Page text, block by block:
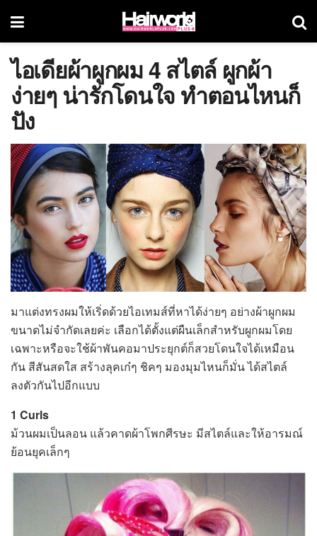
ไอเดียผ้าผูกผม 4 สไตล์ ผูกผ้า
ง่ายๆ น่ารักโดนใจ ทำตอนไหนก็
ปัง
มาแต่งทรงผมให้เริ่ดด้วยไอเทมส์ที่หาได้ง่ายๆ อย่างผ้าผูกผม
ขนาดไม่จำกัดเลยค่ะ เลือกได้ตั้งแต่ผืนเล็กสำหรับผูกผมโดย
เฉพาะหรือจะใช้ผ้าพันคอมาประยุกต์ก็สวยโดนใจได้เหมือน
กัน สีสันสดใส สร้างลุคเก๋ๆ ชิคๆ มองมุมไหนก็มั่น ได้สไตล์
ลงตัวกันไปอีกแบบ
1 Curls
ม้วนผมเป็นลอน แล้วคาดผ้าโพกศีรษะ มีสไตล์และให้อารมณ์
ย้อนยุคเล็กๆ